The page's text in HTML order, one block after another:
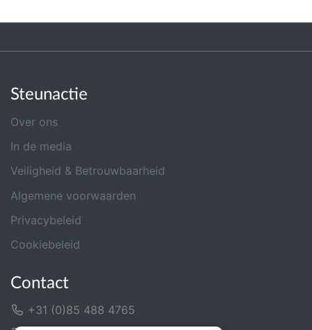
Steunactie
Over ons
In de media
Veiligheid & Betrouwbaarheid
Algemene voorwaarden
Privacybeleid
Cookiebeleid
Contact
+31 (0)85 488 4765